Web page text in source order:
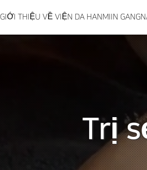
GIỚI THIỆU VỀ VIỆN DA HANMIIN
Trị